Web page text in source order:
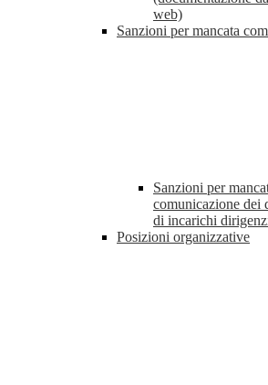
web)
Sanzioni per mancata
Sanzioni per
comunicazione dei
di incarichi
Posizioni organizzative